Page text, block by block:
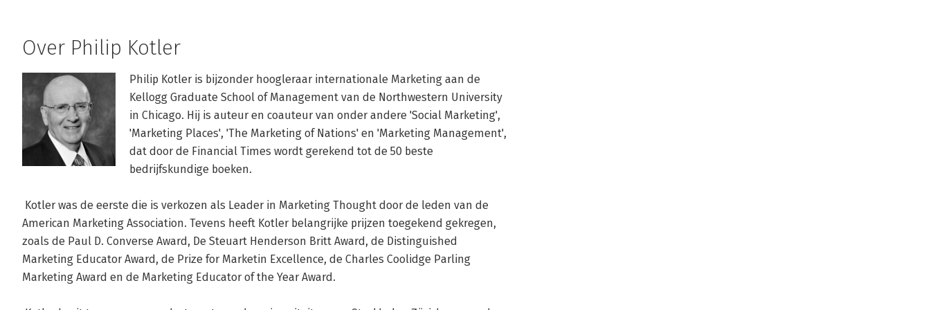
Over Philip Kotler
Philip Kotler is bijzonder hoogleraar internationale Marketing aan de
Kellogg Graduate School of Management van de Northwestern University
in Chicago. Hij is auteur en coauteur van onder andere 'Social Marketing',
'Marketing Places', 'The Marketing of Nations' en 'Marketing Management',
dat door de Financial Times wordt gerekend tot de 50 beste
bedrijfskundige boeken.
American Marketing Association. Tevens heeft Kotler belangrijke prijzen toegekend gekregen,
zoals de Paul D. Converse Award, De Steuart Henderson Britt Award, de Distinguished
Marketing Educator Award, de Prize for Marketin Excellence, de Charles Coolidge Parling
Marketing Award en de Marketing Educator of the Year Award.